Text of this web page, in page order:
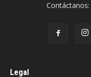
Contáctanos:
Legal